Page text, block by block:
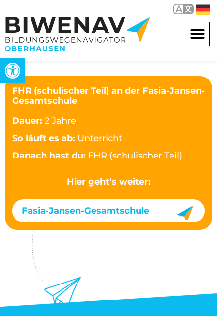
Werkzeugleiste öffnen
FHR (schulischer Teil) an der Fasia-Jansen-
Gesamtschule
Dauer: 2 Jahre
So läuft es ab: Unterricht
Danach hast du: FHR (schulischer Teil)
Hier geht’s weiter:
Fasia-Jansen-Gesamtschule